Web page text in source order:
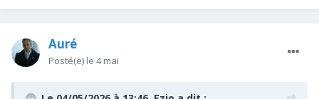
MLS au milieu au vue de nos pauvres performances.
Auré
Posté(e) le 4 mai